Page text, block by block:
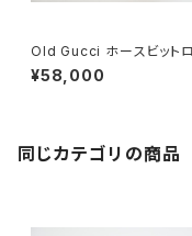
Old Gucci ホースビット
ァー 41 E Black
¥58,000
同じカテゴリの商品